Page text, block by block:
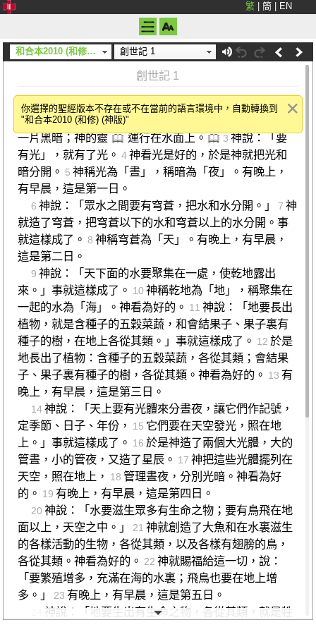
繁 簡 EN
和合本2010 (和修) (神版) 創世記 1
創世記 1
神的創造
1起初，神創造天地。
一片黑暗；神的靈
運行在水面上。 3 神說：「要
有光」，就有了光。 4神看光是好的，於是神就把光和
暗分開。 5 神稱光為「晝」，稱暗為「夜」。有晚上，
有早晨，這是第一日。
6 神說：「眾水之間要有穹蒼，把水和水分開。」 7 神
就造了穹蒼，把穹蒼以下的水和穹蒼以上的水分開。事
就這樣成了。 8 神稱穹蒼為「天」。有晚上，有早晨，
這是第二日。
9 神說：「天下面的水要聚集在一處，使乾地露出
來。」事就這樣成了。 10 神稱乾地為「地」，稱聚集在
一起的水為「海」。神看為好的。 11 神說：「地要長出
植物，就是含種子的五穀菜蔬，和會結果子、果子裏有
種子的樹，在地上各從其類。」事就這樣成了。 12 於是
地長出了植物：含種子的五穀菜蔬，各從其類；會結果
子、果子裏有種子的樹，各從其類。神看為好的。 13 有
晚上，有早晨，這是第三日。
14 神說：「天上要有光體來分晝夜，讓它們作記號，
定季節、日子、年份，
15 它們要在天空發光，照在地
上。」事就這樣成了。 16 於是神造了兩個大光體，大的
管晝，小的管夜，又造了星辰。 17 神把這些光體擺列在
天空，照在地上，
18 管理晝夜，分別光暗。神看為好
的。 19 有晚上，有早晨，這是第四日。
20 神說：「水要滋生眾多有生命之物；要有鳥飛在地
面以上，天空之中。」
21 神就創造了大魚和在水裏滋生
的各樣活動的生物，各從其類，以及各樣有翅膀的鳥，
各從其類。神看為好的。 22 神就賜福給這一切，說：
「要繁殖增多，充滿在海的水裏；飛鳥也要在地上增
多。」
23 有晚上，有早晨，這是第五日。
神說：「地要生出有生命之物，各從其類，就是牲
你選擇的聖經版本不存在或不在當前的語言環境中，自動轉換到
"和合本2010 (和修) (神版)"